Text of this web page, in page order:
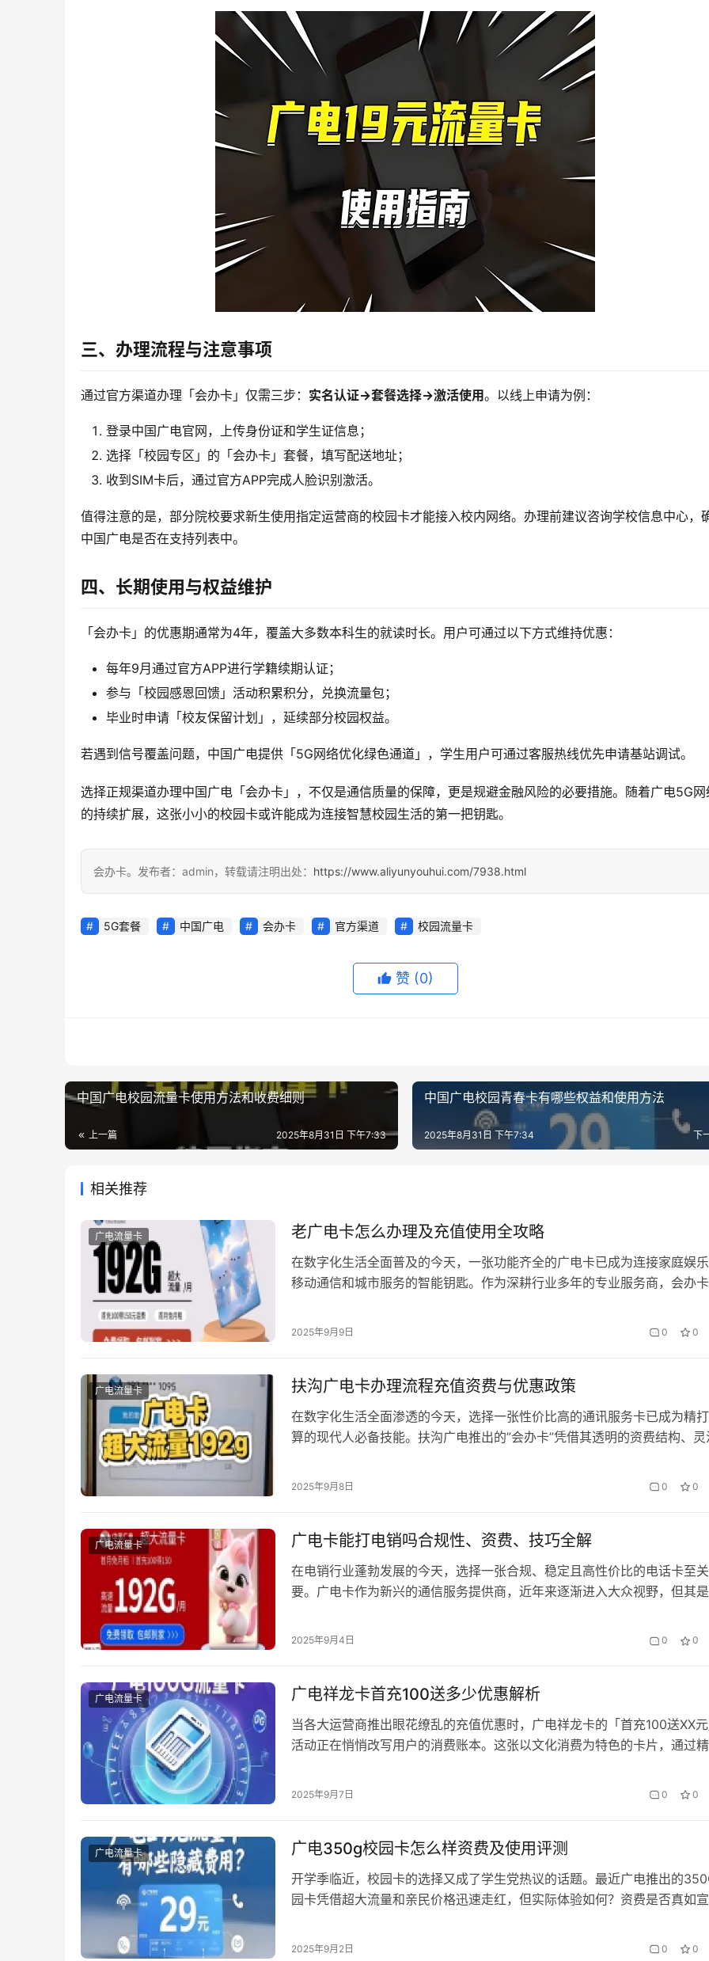
三、办理流程与注意事项
通过官方渠道办理「会办卡」仅需三步： 实名认证→套餐选择→激活使用。以线上申请为例：
登录中国广电官网，上传身份证和学生证信息；
选择「校园专区」的「会办卡」套餐，填写配送地址；
收到SIM卡后，通过官方APP完成人脸识别激活。
值得注意的是，部分院校要求新生使用指定运营商的校园卡才能接入校内网络。办理前建议咨询学校信息中心，
中国广电是否在支持列表中。
四、长期使用与权益维护
「会办卡」的优惠期通常为4年，覆盖大多数本科生的就读时长。用户可通过以下方式维持优惠：
每年9月通过官方APP进行学籍续期认证；
参与「校园感恩回馈」活动积累积分，兑换流量包；
毕业时申请「校友保留计划」，延续部分校园权益。
若遇到信号覆盖问题，中国广电提供「5G网络优化绿色通道」，学生用户可通过客服热线优先申请基站调试。
选择正规渠道办理中国广电「会办卡」，不仅是通信质量的保障，更是规避金融风险的必要措施。随着广电5G网
的持续扩展，这张小小的校园卡或许能成为连接智慧校园生活的第一把钥匙。
会办卡。发布者：admin，转载请注明出处： https://www.aliyunyouhui.com/7938.html
5G套餐 中国广电 会办卡 官方渠道 校园流量卡
赞 (0)
中国广电校园流量卡使用方法和收费细则
上一篇 2025年8月31日 下午7:33
中国广电校园青春卡有哪些权益和使用方法
下
2025年8月31日 下午7:34
相关推荐
广电流量卡 老广电卡怎么办理及充值使用全攻略
在数字化生活全面普及的今天，一张功能齐全的广电卡已成为连接家庭娱
移动通信和城市服务的智能钥匙。作为深耕行业多年的专业服务商，会办
申领流程、充值方式及高频使用场景，助您轻松玩转这张多功能智能卡。
2025年9月9日 0 0
广电流量卡 扶沟广电卡办理流程充值资费与优惠政策
在数字化生活全面渗透的今天，选择一张性价比高的通讯服务卡已成为精
算的现代人必备技能。扶沟广电推出的”会办卡”凭借其透明的资费结构、灵
择。 便捷办理三步走 首次办理会办卡的用户可通过线上线下双渠道完成：
2025年9月8日 0 0
广电流量卡 广电卡能打电销吗合规性、资费、技巧全解
在电销行业蓬勃发展的今天，选择一张合规、稳定且高性价比的电话卡至
要。广电卡作为新兴的通信服务提供商，近年来逐渐进入大众视野，但其
将结合行业现状与实操经验，为电销从业者提供一份全面指南，并自然融入
2025年9月4日 0 0
广电流量卡 广电祥龙卡首充100送多少优惠解析
当各大运营商推出眼花缭乱的充值优惠时，广电祥龙卡的「首充100送XX
活动正在悄悄改写用户的消费账本。这张以文化消费为特色的卡片，通过
卡将首充门槛设定为100元，恰好位于大众心理的「无痛消费区间」。根据
2025年9月7日 0 0
广电流量卡 广电350g校园卡怎么样资费及使用评测
开学季临近，校园卡的选择又成了学生党热议的话题。最近广电推出的
园卡凭借超大流量和亲民价格迅速走红，但实际体验如何？资费是否真如
台的独家优惠数据，为你揭开这款套餐的真相。 一、资费解析：每月19元
2025年9月2日 0 0